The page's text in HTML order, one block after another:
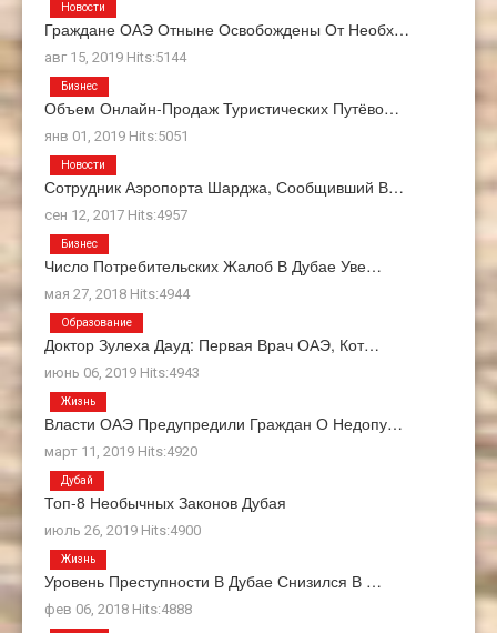
Граждане ОАЭ Отныне Освобождены От Необх…
авг 15, 2019 Hits:5144
Новости
Объем Онлайн-Продаж Туристических Путёво…
янв 01, 2019 Hits:5051
Бизнес
Сотрудник Аэропорта Шарджа, Сообщивший В…
сен 12, 2017 Hits:4957
Новости
Число Потребительских Жалоб В Дубае Уве…
мая 27, 2018 Hits:4944
Бизнес
Доктор Зулеха Дауд: Первая Врач ОАЭ, Кот…
июнь 06, 2019 Hits:4943
Образование
Власти ОАЭ Предупредили Граждан О Недопу…
март 11, 2019 Hits:4920
Жизнь
Топ-8 Необычных Законов Дубая
июль 26, 2019 Hits:4900
Дубай
Уровень Преступности В Дубае Снизился В …
фев 06, 2018 Hits:4888
Жизнь